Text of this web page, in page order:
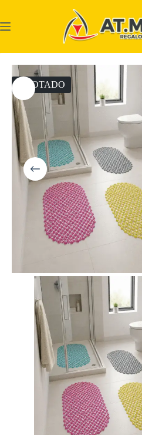
AGOTADO